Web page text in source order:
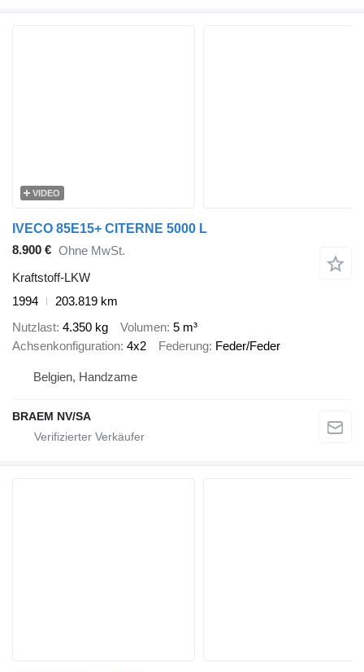
VIDEO
IVECO 85E15+ CITERNE 5000 L
8.900 € Ohne MwSt.
Kraftstoff-LKW
1994
203.819 km
Nutzlast 4.350 kg Volumen 5 m³
Achsenkonfiguration 4x2 Federung Feder/Feder
Belgien, Handzame
BRAEM NV/SA